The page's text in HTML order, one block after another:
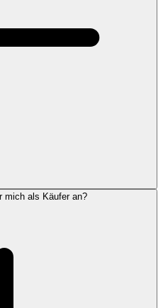
mich als Käufer an?